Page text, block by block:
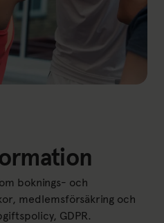
boknings- och
medlemsförsäkring och
GDPR.